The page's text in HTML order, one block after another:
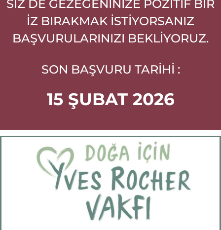
SİZ DE GEZEGENİNİZE POZİTİF BİR
İZ BIRAKMAK İSTİYORSANIZ
BAŞVURULARINIZI BEKLİYORUZ.
SON BAŞVURU TARİHİ :
15 ŞUBAT 2026